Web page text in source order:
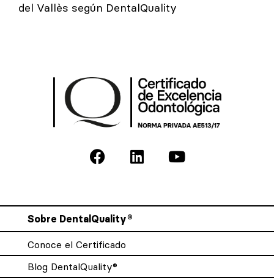
del Vallès según DentalQuality
Sobre DentalQuality®
Conoce el Certificado
Blog DentalQuality®